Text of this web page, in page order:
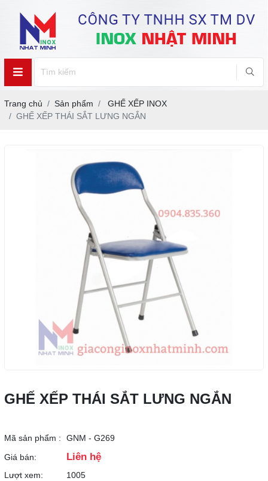
Trang chủ Sản phẩm
GHẾ XẾP INOX
GHẾ XẾP THÁI SẮT LƯNG NGẮN
GHẾ XẾP THÁI SẮT LƯNG NGẮN
Mã sản phẩm :
GNM - G269
Giá bán:
Liên hệ
Lượt xem: 1005